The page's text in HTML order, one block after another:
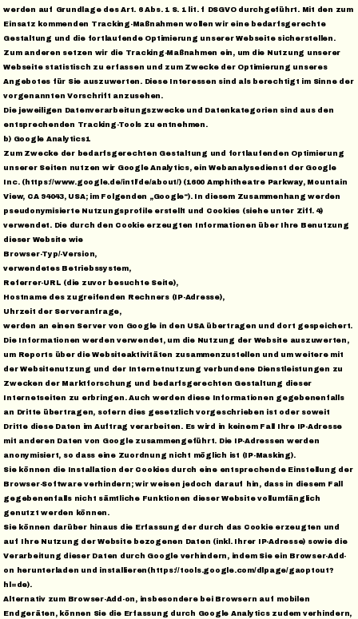
werden auf Grundlage des Art. 6 Abs. 1 S. 1 lit. f DSGVO durchgeführt. Mit den zum
Einsatz kommenden Tracking-Maßnahmen wollen wir eine bedarfsgerechte
Gestaltung und die fortlaufende Optimierung unserer Webseite sicherstellen.
Zum anderen setzen wir die Tracking-Maßnahmen ein, um die Nutzung unserer
Webseite statistisch zu erfassen und zum Zwecke der Optimierung unseres
Angebotes für Sie auszuwerten. Diese Interessen sind als berechtigt im Sinne der
vorgenannten Vorschrift anzusehen.
Die jeweiligen Datenverarbeitungszwecke und Datenkategorien sind aus den
entsprechenden Tracking-Tools zu entnehmen.
b) Google Analytics1
Zum Zwecke der bedarfsgerechten Gestaltung und fortlaufenden Optimierung
unserer Seiten nutzen wir Google Analytics, ein Webanalysedienst der Google
Inc. (https://www.google.de/intl/de/about/) (1600 Amphitheatre Parkway, Mountain
View, CA 94043, USA; im Folgenden „Google“). In diesem Zusammenhang werden
pseudonymisierte Nutzungsprofile erstellt und Cookies (siehe unter Ziff. 4)
verwendet. Die durch den Cookie erzeugten Informationen über Ihre Benutzung
dieser Website wie
Browser-Typ/-Version,
verwendetes Betriebssystem,
Referrer-URL (die zuvor besuchte Seite),
Hostname des zugreifenden Rechners (IP-Adresse),
Uhrzeit der Serveranfrage,
werden an einen Server von Google in den USA übertragen und dort gespeichert.
Die Informationen werden verwendet, um die Nutzung der Website auszuwerten,
um Reports über die Websiteaktivitäten zusammenzustellen und um weitere mit
der Websitenutzung und der Internetnutzung verbundene Dienstleistungen zu
Zwecken der Marktforschung und bedarfsgerechten Gestaltung dieser
Internetseiten zu erbringen. Auch werden diese Informationen gegebenenfalls
an Dritte übertragen, sofern dies gesetzlich vorgeschrieben ist oder soweit
Dritte diese Daten im Auftrag verarbeiten. Es wird in keinem Fall Ihre IP-Adresse
mit anderen Daten von Google zusammengeführt. Die IP-Adressen werden
anonymisiert, so dass eine Zuordnung nicht möglich ist (IP-Masking).
Sie können die Installation der Cookies durch eine entsprechende Einstellung der
Browser-Software verhindern; wir weisen jedoch darauf hin, dass in diesem Fall
gegebenenfalls nicht sämtliche Funktionen dieser Website vollumfänglich
genutzt werden können.
Sie können darüber hinaus die Erfassung der durch das Cookie erzeugten und
auf Ihre Nutzung der Website bezogenen Daten (inkl. Ihrer IP-Adresse) sowie die
Verarbeitung dieser Daten durch Google verhindern, indem Sie ein Browser-Add-
on herunterladen und installieren(https://tools.google.com/dlpage/gaoptout?
hl=de).
Alternativ zum Browser-Add-on, insbesondere bei Browsern auf mobilen
Endgeräten, können Sie die Erfassung durch Google Analytics zudem verhindern,